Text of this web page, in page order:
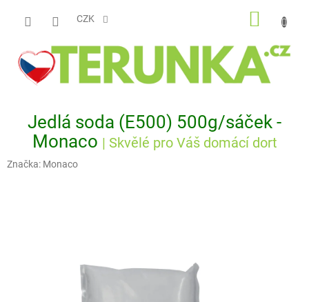
CZK
Jedlá soda (E500) 500g/sáček -
Monaco | Skvělé pro Váš domácí dort
Značka: Monaco